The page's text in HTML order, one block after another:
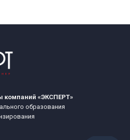
компаний «ЭКСПЕРТ»
образования